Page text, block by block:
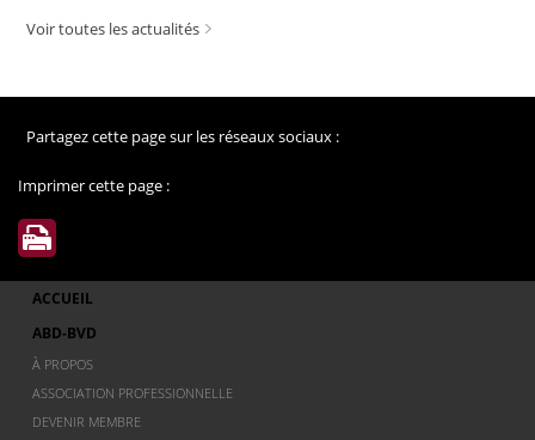
Voir toutes les actualités
Partagez cette page sur les réseaux sociaux :
Imprimer cette page :
ACCUEIL
ABD-BVD
À PROPOS
ASSOCIATION PROFESSIONNELLE
DEVENIR MEMBRE